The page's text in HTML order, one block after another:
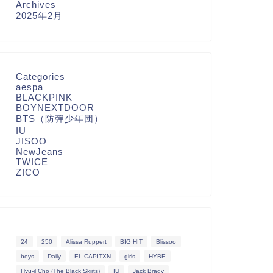
Archives
2025年2月
Categories
aespa
BLACKPINK
BOYNEXTDOOR
BTS（防弾少年団）
IU
JISOO
NewJeans
TWICE
ZICO
24 250 Alissa Ruppert BIG HIT Blissoo
boys Daily EL CAPITXN girls HYBE
Hyu-il Cho (The Black Skirts) IU Jack Brady